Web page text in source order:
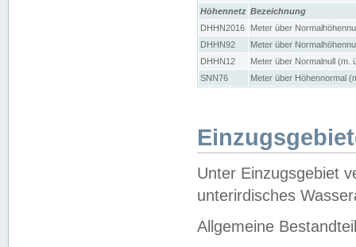
Höhennetz Bezeichnung
DHHN2016
Meter über
DHHN92
Meter über
DHHN12
Meter über Normalnull (m.
SNN76
Meter über Höhennormal
Unter Einzugsgebiet
unterirdisches
Allgemeine